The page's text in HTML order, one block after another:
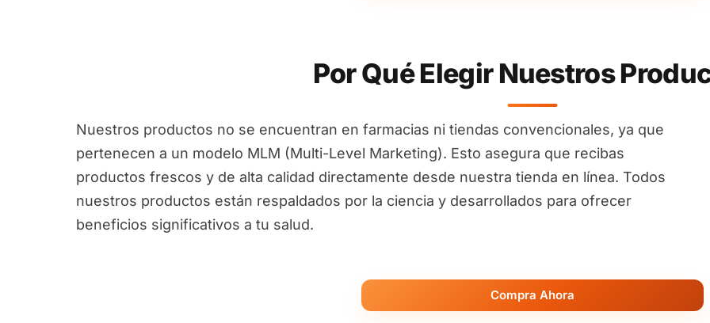
Por Qué Elegir Nuestros
Nuestros productos no se encuentran en farmacias ni tiendas convencionales, ya que
pertenecen a un modelo MLM (Multi-Level Marketing). Esto asegura que recibas
productos frescos y de alta calidad directamente desde nuestra tienda en línea. Todos
nuestros productos están respaldados por la ciencia y desarrollados para ofrecer
beneficios significativos a tu salud.
Compra Ahora